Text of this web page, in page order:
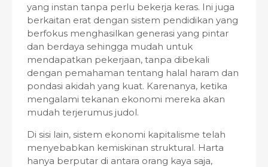
yang instan tanpa perlu bekerja keras. Ini juga
berkaitan erat dengan sistem pendidikan yang
berfokus menghasilkan generasi yang pintar
dan berdaya sehingga mudah untuk
mendapatkan pekerjaan, tanpa dibekali
dengan pemahaman tentang halal haram dan
pondasi akidah yang kuat. Karenanya, ketika
mengalami tekanan ekonomi mereka akan
mudah terjerumus judol.
Di sisi lain, sistem ekonomi kapitalisme telah
menyebabkan kemiskinan struktural. Harta
hanya berputar di antara orang kaya saja,